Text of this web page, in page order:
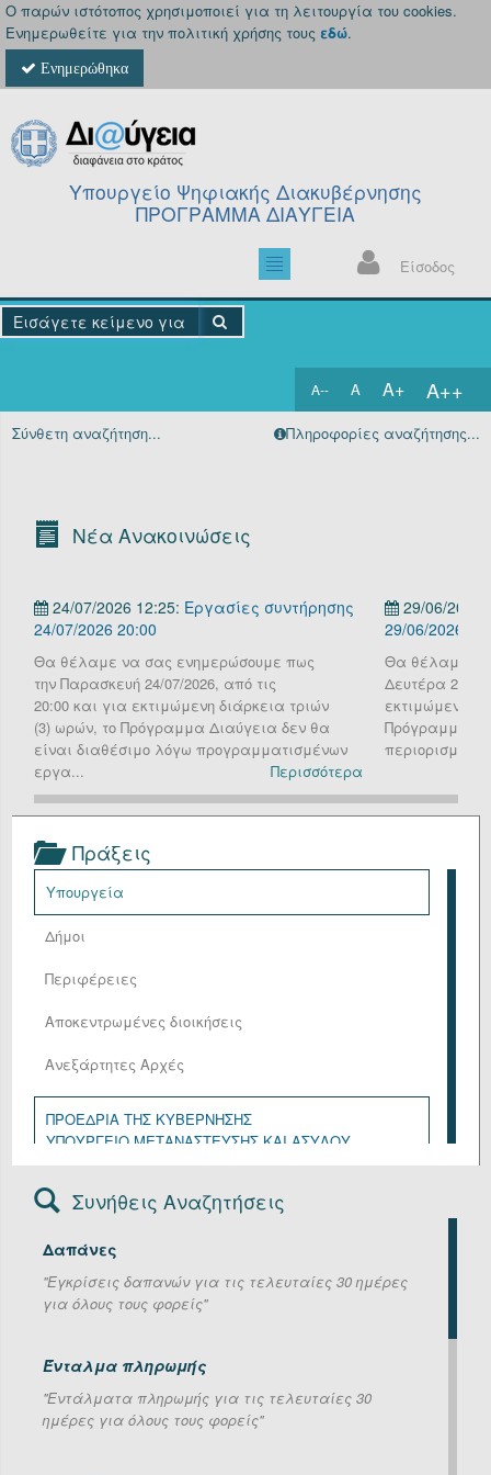
Ο παρών ιστότοπος χρησιμοποιεί για τη λειτουργία του cookies.
Ενημερωθείτε για την πολιτική χρήσης τους εδώ.
Ενημερώθηκα
Υπουργείο Ψηφιακής Διακυβέρνησης
ΠΡΟΓΡΑΜΜΑ ΔΙΑΥΓΕΙΑ
Είσοδος
A-- A A+ A++
Αρχική
Επικοινωνία/Υποστήριξη
Είσοδος
Σύνθετη αναζήτηση... Πληροφορίες αναζήτησης...
Νέα Ανακοινώσεις
24/07/2026 12:25: Εργασίες συντήρησης
24/07/2026 20:00
Θα θέλαμε να σας ενημερώσουμε πως
την Παρασκευή 24/07/2026, από τις
20:00 και για εκτιμώμενη διάρκεια τριών
(3) ωρών, το Πρόγραμμα Διαύγεια δεν θα
είναι διαθέσιμο λόγω προγραμματισμένων
εργα...
Περισσότερα
29/06/2026
29/06/2026
Θα θέλαμε να
Δευτέρα 29
εκτιμώμενη
Πρόγραμμα
περιορισμένη
Πράξεις
Υπουργεία
Δήμοι
Περιφέρειες
Αποκεντρωμένες διοικήσεις
Ανεξάρτητες Αρχές
ΠΡΟΕΔΡΙΑ ΤΗΣ ΚΥΒΕΡΝΗΣΗΣ
ΥΠΟΥΡΓΕΙΟ ΜΕΤΑΝΑΣΤΕΥΣΗΣ ΚΑΙ ΑΣΥΛΟΥ
ΥΠΟΥΡΓΕΙΟ ΑΓΡΟΤΙΚΗΣ ΑΝΑΠΤΥΞΗΣ ΚΑΙ ΤΡΟΦΙΜΩΝ
ΥΠΟΥΡΓΕΙΟ ΑΝΑΠΤΥΞΗΣ
ΥΠΟΥΡΓΕΙΟ ΔΙΚΑΙΟΣΥΝΗΣ
ΥΠΟΥΡΓΕΙΟ ΕΞΩΤΕΡΙΚΩΝ
ΥΠΟΥΡΓΕΙΟ ΕΡΓΑΣΙΑΣ ΚΑΙ ΚΟΙΝΩΝΙΚΗΣ ΑΣΦΑΛΙΣΗΣ
ΥΠΟΥΡΓΕΙΟ ΕΣΩΤΕΡΙΚΩΝ
ΥΠΟΥΡΓΕΙΟ ΚΛΙΜΑΤΙΚΗΣ ΚΡΙΣΗΣ ΚΑΙ ΠΟΛΙΤΙΚΗΣ
ΥΠΟΥΡΓΕΙΟ ΚΟΙΝΩΝΙΚΗΣ ΣΥΝΟΧΗΣ ΚΑΙ
ΟΙΚΟΓΕΝΕΙΑΣ
ΥΠΟΥΡΓΕΙΟ ΝΑΥΤΙΛΙΑΣ ΚΑΙ ΝΗΣΙΩΤΙΚΗΣ ΠΟΛΙΤΙΚΗΣ
ΥΠΟΥΡΓΕΙΟ ΟΙΚΟΝΟΜΙΚΩΝ
Συνήθεις Αναζητήσεις
Δαπάνες
''Εγκρίσεις δαπανών για τις τελευταίες 30 ημέρες
για όλους τους φορείς''
Ένταλμα πληρωμής
''Εντάλματα πληρωμής για τις τελευταίες 30
ημέρες για όλους τους φορείς''